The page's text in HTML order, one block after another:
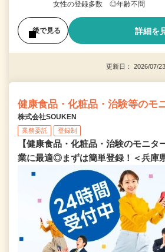
女性の登録多数 ◎年齢不問
後で見る 詳細を
更新日： 2026/07/
健康食品・化粧品・治験等のモ
株式会社SOUKEN
業務委託 登録制
【健康食品・化粧品・治験のモニタ
業に最適◎まずは簡単登録！＜兵庫